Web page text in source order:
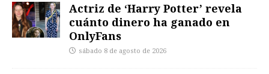
Actriz de ‘Harry Potter’ revela
cuánto dinero ha ganado en
OnlyFans
sábado 8 de agosto de 2026